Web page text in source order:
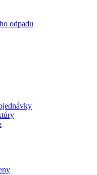
odpadu